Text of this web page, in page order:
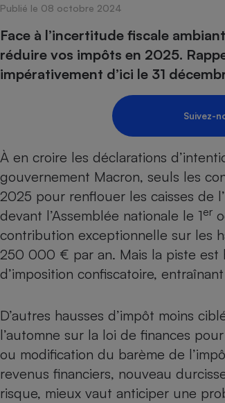
Publié le 08 octobre 2024
Face à l’incertitude fiscale
réduire vos impôts en 2025.
impérativement d’ici le 31
Suivez-
À en croire les déclarations
gouvernement Macron, seuls les
2025 pour renflouer les caisses de
devant l’Assemblée nationale le 1er
contribution exceptionnelle sur les
250 000 € par an. Mais la piste est
d’imposition confiscatoire,
D’autres hausses d’impôt moins
l’automne sur la loi de finances
ou modification du barème de
revenus financiers, nouveau
risque, mieux vaut anticiper une
Gros
Petit